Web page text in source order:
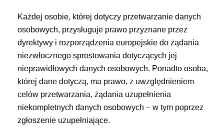
Każdej osobie, której dotyczy przetwarzanie danych
osobowych, przysługuje prawo przyznane przez
dyrektywy i rozporządzenia europejskie do żądania
niezwłocznego sprostowania dotyczących jej
nieprawidłowych danych osobowych. Ponadto osoba,
której dane dotyczą, ma prawo, z uwzględnieniem
celów przetwarzania, żądania uzupełnienia
niekompletnych danych osobowych – w tym poprzez
zgłoszenie uzupełniające.